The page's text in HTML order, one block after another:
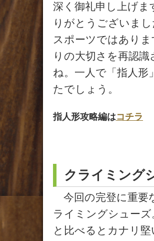
深く御礼申し上げ
りがとうございま
スポーツではあり
りの大切さを再認
ね。一人で「指人
たでしょう。
指人形攻略編はコチラ
クライミング
今回の完登に重要
ライミングシューズ
と比べるとカナリ